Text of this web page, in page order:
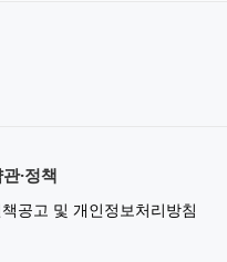
·정책
공고 및 개인정보처리방침